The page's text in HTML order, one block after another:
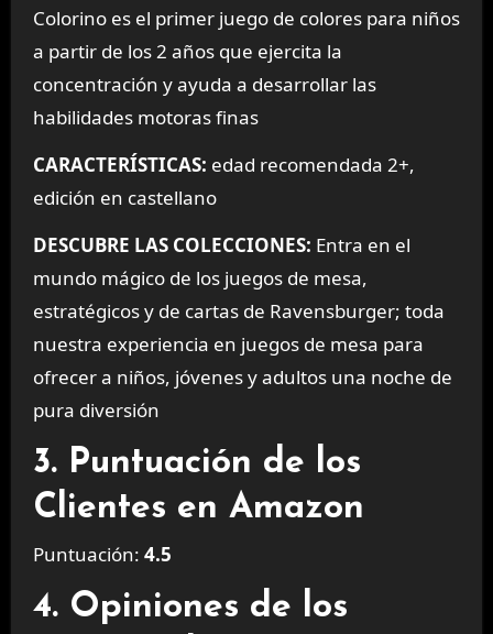
Colorino es el primer juego de colores para niños
a partir de los 2 años que ejercita la
concentración y ayuda a desarrollar las
habilidades motoras finas
CARACTERÍSTICAS: edad recomendada 2+,
edición en castellano
DESCUBRE LAS COLECCIONES: Entra en el
mundo mágico de los juegos de mesa,
estratégicos y de cartas de Ravensburger; toda
nuestra experiencia en juegos de mesa para
ofrecer a niños, jóvenes y adultos una noche de
pura diversión
3. Puntuación de los
Clientes en Amazon
Puntuación: 4.5
4. Opiniones de los